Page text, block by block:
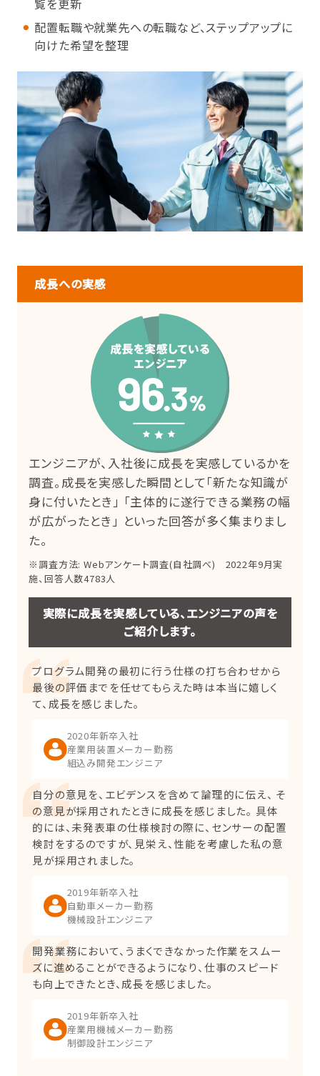
覧を更新
配置転職や就業先への転職など、ステップアップに
向けた希望を整理
成長への実感
エンジニアが、入社後に成長を実感しているかを
調査。成長を実感した瞬間として「新たな知識が
身に付いたとき」 「主体的に遂行できる業務の幅
が広がったとき」 といった回答が多く集まりまし
た。
※調査方法: Webアンケート調査(自社調べ) 2022年9月実
施、回答人数4783人
実際に成長を実感している、エンジニアの声を
ご紹介します。
プログラム開発の最初に行う仕様の打ち合わせから
最後の評価までを任せてもらえた時は本当に嬉しく
て、成長を感じました。
2020年新卒入社
産業用装置メーカー勤務
組込み開発エンジニア
自分の意見を、エビデンスを含めて論理的に伝え、 そ
の意見が採用されたときに成長を感じました。 具体
的には、未発表車の仕様検討の際に、センサーの配置
検討をするのですが、見栄え、性能を考慮した私の意
見が採用されました。
2019年新卒入社
自動車メーカー勤務
機械設計エンジニア
開発業務において、うまくできなかった作業をスムー
ズに進めることができるようになり、仕事のスピード
も向上できたとき、成長を感じました。
2019年新卒入社
産業用機械メーカー勤務
制御設計エンジニア